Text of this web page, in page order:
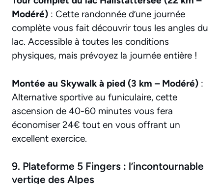
Modéré) : Cette randonnée d’une journée
complète vous fait découvrir tous les angles du
lac. Accessible à toutes les conditions
physiques, mais prévoyez la journée entière !
Montée au Skywalk à pied (3 km – Modéré) :
Alternative sportive au funiculaire, cette
ascension de 40-60 minutes vous fera
économiser 24€ tout en vous offrant un
excellent exercice.
9. Plateforme 5 Fingers : l’incontournable
vertige des Alpes